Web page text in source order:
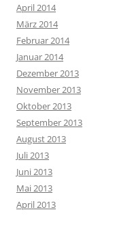
April 2014
März 2014
Februar 2014
Januar 2014
Dezember 2013
November 2013
Oktober 2013
September 2013
August 2013
Juli 2013
Juni 2013
Mai 2013
April 2013